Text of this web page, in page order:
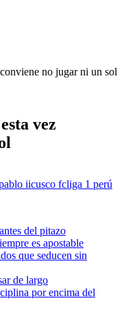
no jugar ni un sol
vez
iicusco fcliga 1 perú
del pitazo
es apostable
que seducen sin
de largo
por encima del